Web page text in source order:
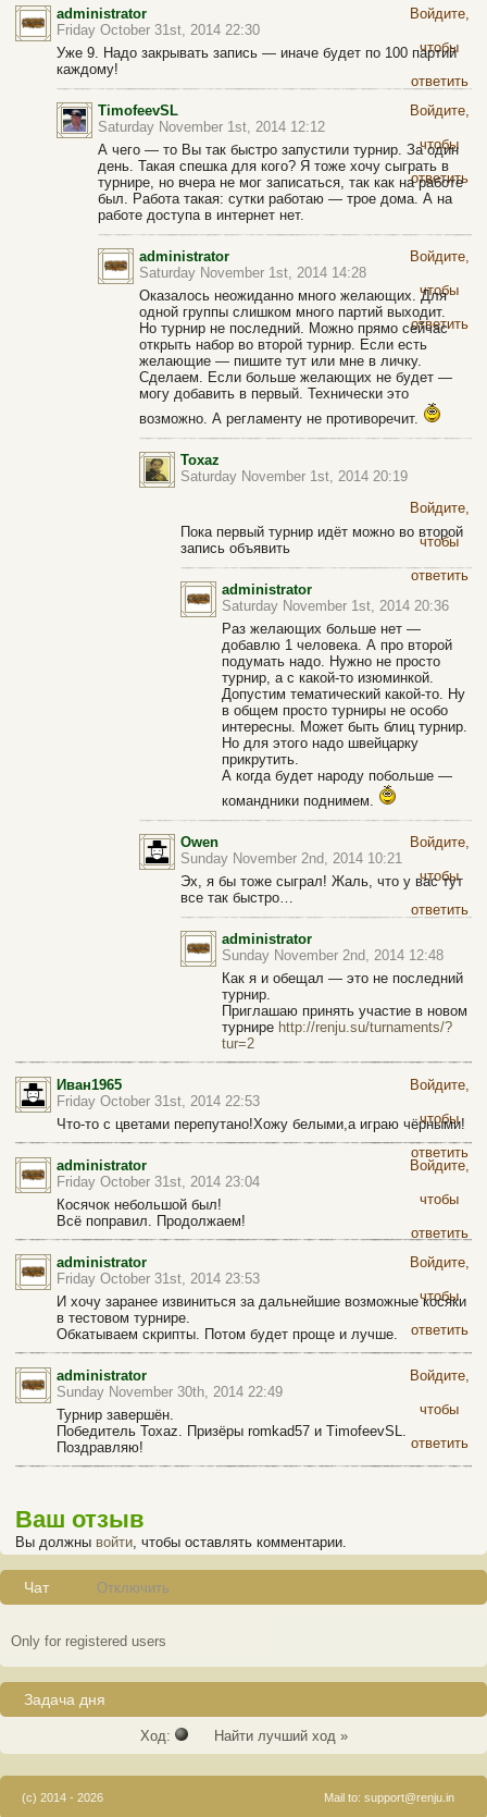
administrator
Friday October 31st, 2014 22:30
Войдите,
чтобы
ответить
Уже 9. Надо закрывать запись — иначе будет по 100 партий
каждому!
TimofeevSL
Saturday November 1st, 2014 12:12
Войдите,
чтобы
ответить
А чего — то Вы так быстро запустили турнир. За один
день. Такая спешка для кого? Я тоже хочу сыграть в
турнире, но вчера не мог записаться, так как на работе
был. Работа такая: сутки работаю — трое дома. А на
работе доступа в интернет нет.
administrator
Saturday November 1st, 2014 14:28
Войдите,
чтобы
ответить
Оказалось неожиданно много желающих. Для
одной группы слишком много партий выходит.
Но турнир не последний. Можно прямо сейчас
открыть набор во второй турнир. Если есть
желающие — пишите тут или мне в личку.
Сделаем. Если больше желающих не будет —
могу добавить в первый. Технически это
возможно. А регламенту не противоречит.
Toxaz
Saturday November 1st, 2014 20:19
Войдите,
чтобы
ответить
Пока первый турнир идёт можно во второй
запись объявить
administrator
Saturday November 1st, 2014 20:36
Раз желающих больше нет —
добавлю 1 человека. А про второй
подумать надо. Нужно не просто
турнир, а с какой-то изюминкой.
Допустим тематический какой-то. Ну
в общем просто турниры не особо
интересны. Может быть блиц турнир.
Но для этого надо швейцарку
прикрутить.
А когда будет народу побольше —
командники поднимем.
Owen
Sunday November 2nd, 2014 10:21
Войдите,
чтобы
ответить
Эх, я бы тоже сыграл! Жаль, что у вас тут
все так быстро…
administrator
Sunday November 2nd, 2014 12:48
Как я и обещал — это не последний
турнир.
Приглашаю принять участие в новом
турнире http://renju.su/turnaments/?
tur=2
Иван1965
Friday October 31st, 2014 22:53
Войдите,
чтобы
ответить
Что-то с цветами перепутано!Хожу белыми,а играю чёрными!
administrator
Friday October 31st, 2014 23:04
Войдите,
чтобы
ответить
Косячок небольшой был!
Всё поправил. Продолжаем!
administrator
Friday October 31st, 2014 23:53
Войдите,
чтобы
ответить
И хочу заранее извиниться за дальнейшие возможные косяки
в тестовом турнире.
Обкатываем скрипты. Потом будет проще и лучше.
administrator
Sunday November 30th, 2014 22:49
Войдите,
чтобы
ответить
Турнир завершён.
Победитель Toxaz. Призёры romkad57 и TimofeevSL.
Поздравляю!
Ваш отзыв
Вы должны войти, чтобы оставлять комментарии.
Чат Отключить
Only for registered users
Задача дня
Ход: Найти лучший ход »
(c) 2014 - 2026 Mail to: support@renju.in